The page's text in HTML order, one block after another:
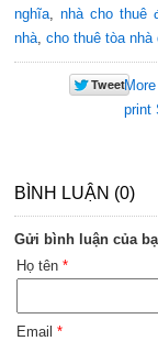
nghĩa ,nhà cho thuê
nhà ,cho thuê tòa nhà
print
BÌNH LUẬN (0)
Gửi bình luận của
Họ tên*
Email*